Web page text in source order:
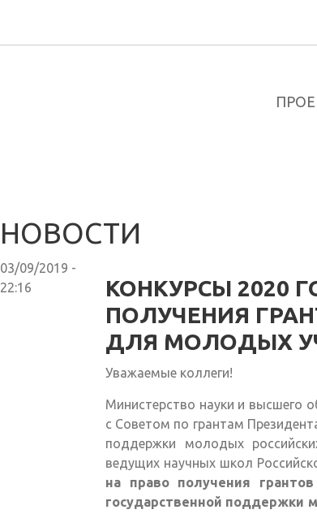
НОВОСТИ
03/09/2019 -
22:16
КОНКУРСЫ 2020
ПОЛУЧЕНИЯ
ДЛЯ МОЛОДЫХ
Уважаемые коллеги!
Министерство науки и высшего
с Советом по грантам
поддержки молодых
ведущих научных школ
на право получения
государственной поддержки